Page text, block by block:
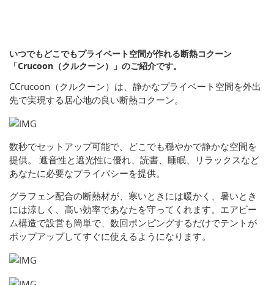
いつでもどこでもプライベート空間が作れる断熱コクーン
「Crucoon（クルクーン）」のご紹介です。
CCrucoon（クルクーン）は、静かなプライベート空間を外出
先で実現する居心地の良い断熱コクーン。
数秒でセットアップ可能で、どこでも穏やかで静かな空間を
提供。 遮音性と遮光性に優れ、読書、睡眠、リラックスなど
あなたに必要なプライバシーを提供。
グラフェン配合の断熱材が、寒いときには暖かく、暑いとき
には涼しく、高い効率であなたを守ってくれます。エアビー
ム構造で設営も簡単で、数回ポンピングするだけでテントが
ポップアップしてすぐに使えるようになります。